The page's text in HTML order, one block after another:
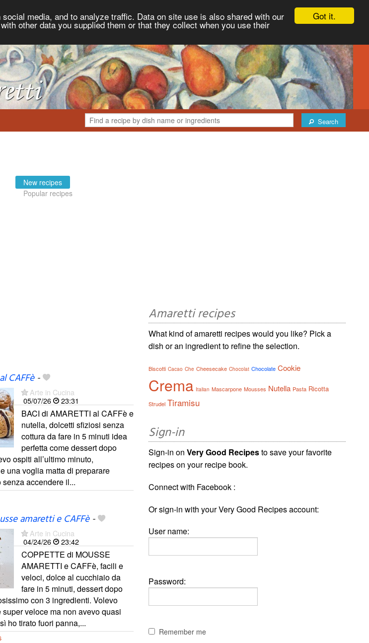
Got it.
media, and to analyze traffic. Data on site use is also shared with our
other data you supplied them or that they collect when you use their
Search
New recipes
Popular recipes
CAFFè-
Arte in Cucina
05/07/26
23:31
BACI di AMARETTI al CAFFè e
nutella, dolcetti sfiziosi senza
cottura da fare in 5 minuti idea
perfetta come dessert dopo
ospiti all’ultimo minuto,
una voglia matta di preparare
accendere il...
amaretti e CAFFè-
Arte in Cucina
04/24/26
23:42
COPPETTE di MOUSSE
AMARETTI e CAFFè, facili e
veloci, dolce al cucchiaio da
fare in 5 minuti, dessert dopo
con 3 ingredienti. Volevo
veloce ma non avevo quasi
ho tirato fuori panna,...
Amaretti recipes
What kind of amaretti recipes would you like? Pick a
dish or an ingredient to refine the selection.
Biscotti Cacao Che Cheesecake Chocolat Chocolate Cookie
Crema Italian Mascarpone Mousses Nutella Pasta Ricotta
Strudel Tiramisu
Sign-in
Sign-in onVery Good Recipesto save your favorite
recipes on your recipe book.
Connect with Facebook :
Or sign-in with your Very Good Recipes account:
User name:
Password:
Remember me